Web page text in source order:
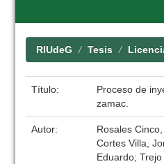
RIUdeG Tesis
Título:
Proceso de
zamac.
Autor:
Rosales
Cortes Villa,
Eduardo;